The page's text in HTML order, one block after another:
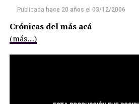
Publicada hace 20 años el 03/12/2006
Crónicas del más acá
(más…)